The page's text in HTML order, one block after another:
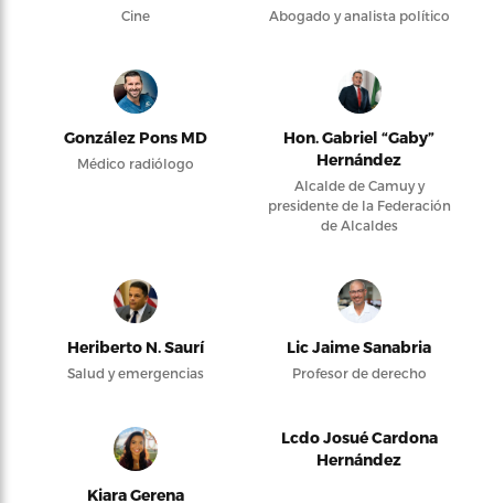
Cine Abogado y analista político
González Pons MD
Médico radiólogo
Hon. Gabriel “Gaby”
Hernández
Alcalde de Camuy y
presidente de la Federación
de Alcaldes
Heriberto N. Saurí
Salud y emergencias
Lic Jaime Sanabria
Profesor de derecho
Kiara Gerena
Lcdo Josué Cardona
Hernández